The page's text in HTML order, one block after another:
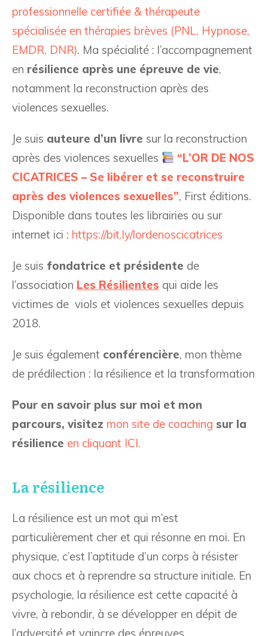
professionnelle certifiée & thérapeute
spécialisée en thérapies brèves (PNL, Hypnose,
EMDR, DNR). Ma spécialité : l’accompagnement
en résilience après une épreuve de vie,
notamment la reconstruction après des
violences sexuelles.
Je suis auteure d’un livre sur la reconstruction
après des violences sexuelles
“L’OR DE NOS
CICATRICES – Se libérer et se reconstruire
après des violences sexuelles”, First éditions.
Disponible dans toutes les librairies ou sur
internet ici : https://bit.ly/lordenoscicatrices
Je suis fondatrice et présidente de
l’association Les Résilientes qui aide les
victimes de viols et violences sexuelles depuis
2018.
Je suis également conférencière, mon thème
de prédilection : la résilience et la transformation
Pour en savoir plus sur moi et mon
parcours, visitez mon site de coaching sur la
résilience en cliquant ICI.
La résilience
La résilience est un mot qui m’est
particulièrement cher et qui résonne en moi. En
physique, c’est l’aptitude d’un corps à résister
aux chocs et à reprendre sa structure initiale. En
psychologie, la résilience est cette capacité à
vivre, à rebondir, à se développer en dépit de
l’adversité et vaincre des épreuves